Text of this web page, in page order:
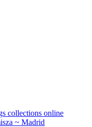
collections online
~ Madrid